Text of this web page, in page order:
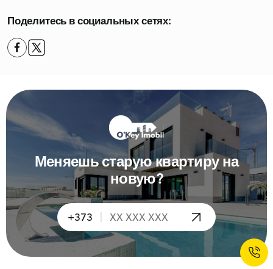
Поделитесь в социальных сетях:
Меняешь старую квартиру на
новую?
+373